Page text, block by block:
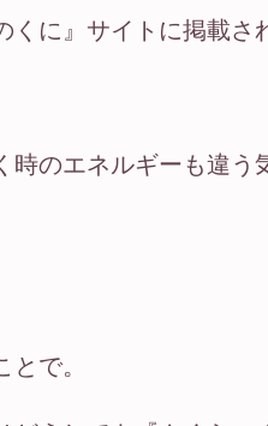
くに』サイトに掲載
時のエネルギーも違う
とで。